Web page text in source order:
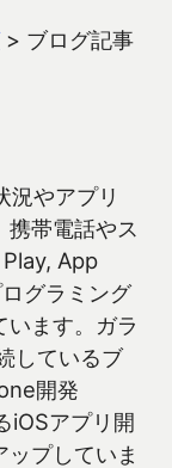
> ブログ記事
況やアプリ
携帯電話やス
App
グラミング
ます。ガラ
しているブ
開発
iOSアプリ開
プしていま